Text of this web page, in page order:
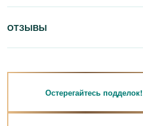
ОТЗЫВЫ
Остерегайтесь подделок!